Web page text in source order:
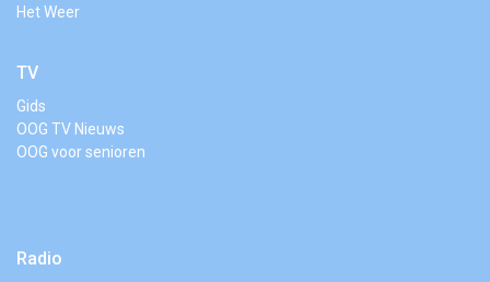
Het Weer
TV
Gids
OOG TV Nieuws
OOG voor senioren
Radio